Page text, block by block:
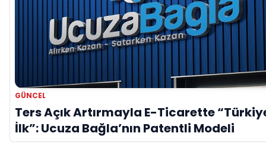
GÜNCEL
Ters Açık Artırmayla E-Ticarette
İlk”: Ucuza Bağla’nın Patentli Modeli